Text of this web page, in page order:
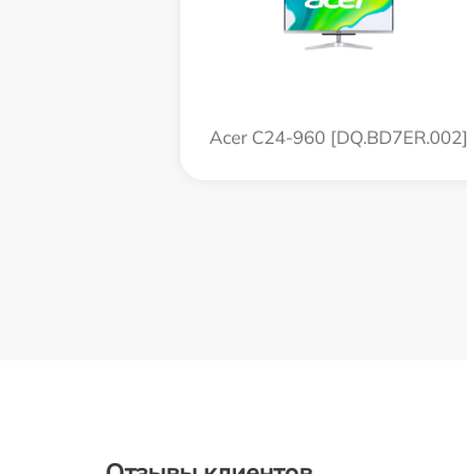
Acer C24-960 [DQ.BD7ER.002]